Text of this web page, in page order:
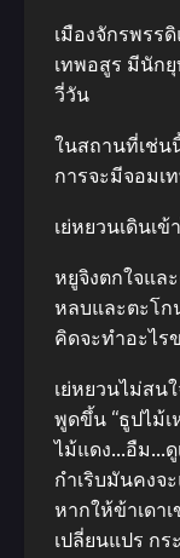
เมืองจักรพรร
เทพอสูร มีนัก
วี่วัน
ในสถานที่เช่น
การจะมีจอมเ
เย่หยวนเดินเ
หยูจิงตกใจแล
หลบและตะโก
คิดจะทำอะไรข
เย่หยวนไม่สน
พูดขึ้น “ธูปไม้
ไม้แดง…อืม…ดู
กำเริบมันคงจ
หากให้ข้าเดา
เปลี่ยนแปร ก